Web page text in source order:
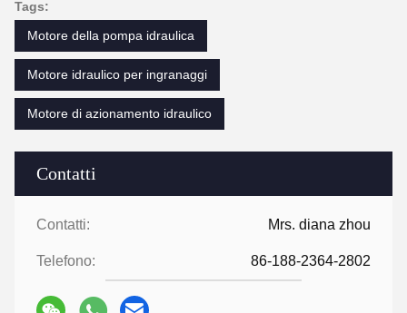
Contatti
Contatti: Mrs. diana zhou
Telefono: 86-188-2364-2802
Tags:
Motore della pompa idraulica
Motore idraulico per ingranaggi
Motore di azionamento idraulico